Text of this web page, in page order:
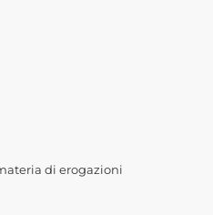
di erogazioni